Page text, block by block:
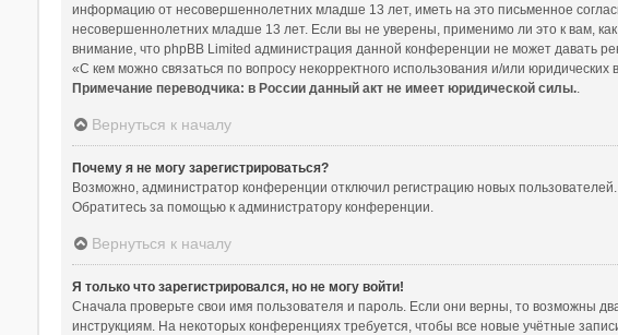
информацию от несовершеннолетних младше 13 лет, иметь на это письменное
несовершеннолетних младше 13 лет. Если вы не уверены, применимо ли это к вам,
внимание, что phpBB Limited администрация данной конференции не может давать
«С кем можно связаться по вопросу некорректного использования и/или юридических
Примечание переводчика: в России данный акт не имеет юридической силы..
Вернуться к началу
Почему я не могу зарегистрироваться?
Возможно, администратор конференции отключил регистрацию новых
Обратитесь за помощью к администратору конференции.
Вернуться к началу
Я только что зарегистрировался, но не могу войти!
Сначала проверьте свои имя пользователя и пароль. Если они верны, то возможны
инструкциям. На некоторых конференциях требуется, чтобы все новые учётные